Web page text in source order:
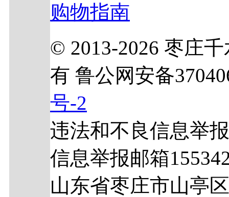
购物指南
© 2013-2026 枣庄
有 鲁公网安备
号-2
违法和不良信息举
信息举报邮箱
山东省枣庄市山亭